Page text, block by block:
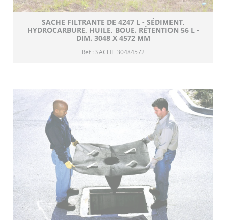
SACHE FILTRANTE DE 4247 L - SÉDIMENT,
HYDROCARBURE, HUILE, BOUE. RÉTENTION 56 L -
DIM. 3048 X 4572 MM
Ref : SACHE 30484572